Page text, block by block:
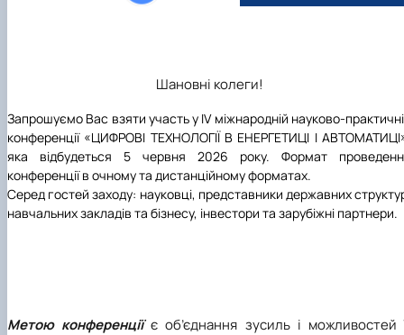
Новини
Шановні колеги!
Запрошуємо Вас взяти участь у ІV міжнародній науково-
конференції «ЦИФРОВІ ТЕХНОЛОГІЇ В ЕНЕРГЕТИЦІ І
яка відбудеться 5 червня 2026 року. Формат
конференції в очному та дистанційному форматах.
Серед гостей заходу: науковці, представники державних
навчальних закладів та бізнесу, інвестори та зарубіжні партнери.
Метою конференціїє об’єднання зусиль і можливостей